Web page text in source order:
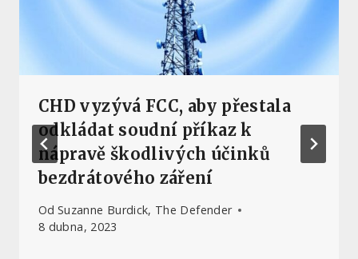
CHD vyzývá FCC, aby přestala
odkládat soudní příkaz k
nápravě škodlivých účinků
bezdrátového záření
Od Suzanne Burdick, The Defender
8 dubna, 2023